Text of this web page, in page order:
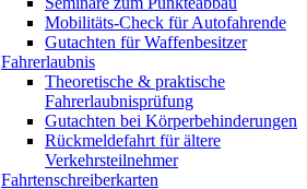
Mobilitäts-Check für Autofahrende
Gutachten für Waffenbesitzer
Fahrerlaubnis
Theoretische & praktische
Fahrerlaubnisprüfung
Gutachten bei Körperbehinderungen
Rückmeldefahrt für ältere
Verkehrsteilnehmer
Fahrtenschreiberkarten